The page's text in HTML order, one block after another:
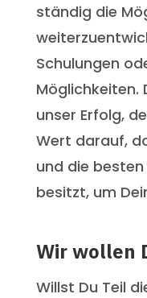
ständig die
Schulungen
Möglichkeiten.
unser Erfolg,
Wert darauf,
und die
besitzt, um
Wir wollen
Willst Du Teil